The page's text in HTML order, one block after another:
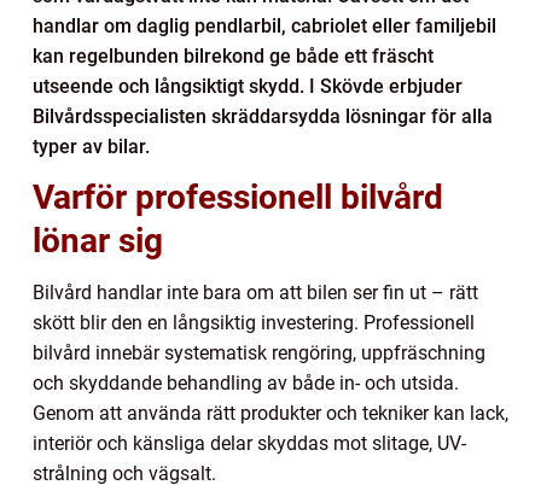
handlar om daglig pendlarbil, cabriolet eller familjebil
kan regelbunden bilrekond ge både ett fräscht
utseende och långsiktigt skydd. I Skövde erbjuder
Bilvårdsspecialisten skräddarsydda lösningar för alla
typer av bilar.
Varför professionell bilvård
lönar sig
Bilvård handlar inte bara om att bilen ser fin ut – rätt
skött blir den en långsiktig investering. Professionell
bilvård innebär systematisk rengöring, uppfräschning
och skyddande behandling av både in- och utsida.
Genom att använda rätt produkter och tekniker kan lack,
interiör och känsliga delar skyddas mot slitage, UV-
strålning och vägsalt.